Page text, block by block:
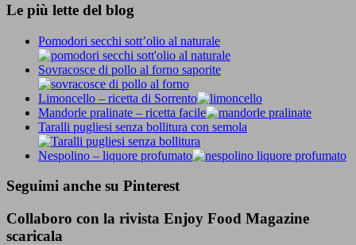
Le più lette del blog
Pomodori secchi sott’olio al naturale
Sovracosce di pollo al forno saporite
Limoncello – ricetta di Sorrento
Mandorle pralinate – ricetta facile
Taralli pugliesi senza bollitura con semola
Nespolino – liquore profumato
Seguimi anche su Pinterest
Collaboro con la rivista Enjoy Food Magazine
scaricala